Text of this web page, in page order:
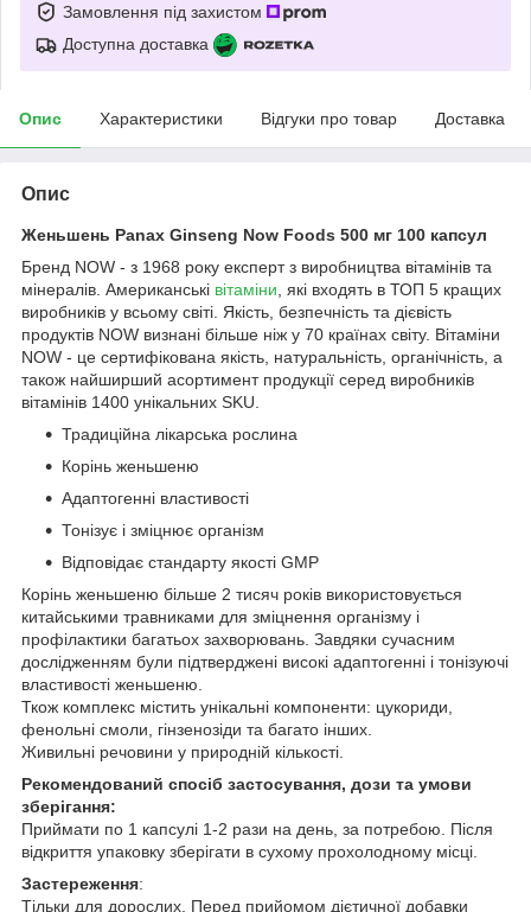
Замовлення під захистом
Доступна доставка
Опис Характеристики Відгуки про товар Доставка
Опис
Женьшень Panax Ginseng Now Foods 500 мг 100 капсул
Бренд NOW - з 1968 року експерт з виробництва вітамінів та
мінералів. Американські вітаміни , які входять в ТОП 5 кращих
виробників у всьому світі. Якість, безпечність та дієвість
продуктів NOW визнані більше ніж у 70 країнах світу. Вітаміни
NOW - це сертифікована якість, натуральність, органічність, а
також найширший асортимент продукції серед виробників
вітамінів 1400 унікальних SKU.
Традиційна лікарська рослина
Корінь женьшеню
Адаптогенні властивості
Тонізує і зміцнює організм
Відповідає стандарту якості GMP
Корінь женьшеню більше 2 тисяч років використовується
китайськими травниками для зміцнення організму і
профілактики багатьох захворювань. Завдяки сучасним
дослідженням були підтверджені високі адаптогенні і тонізуючі
властивості женьшеню.
Ткож комплекс містить унікальні компоненти: цукориди,
фенольні смоли, гінзенозіди та багато інших.
Живильні речовини у природній кількості.
Рекомендований спосіб застосування, дози та умови
зберігання:
Приймати по 1 капсулі 1-2 рази на день, за потребою. Після
відкриття упаковку зберігати в сухому прохолодному місці.
Застереження:
Тільки для дорослих. Перед прийомом дієтичної добавки